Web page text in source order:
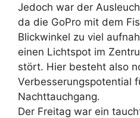
Jedoch war der
da die GoPro mit dem
Blickwinkel zu viel
einen Lichtspot im
stört. Hier besteht also
Verbesserungspotential
Nachttauchgang.
Der Freitag war ein